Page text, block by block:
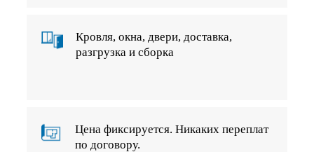
Кровля, окна, двери, доставка,
разгрузка и сборка
Цена фиксируется. Никаких переплат
по договору.